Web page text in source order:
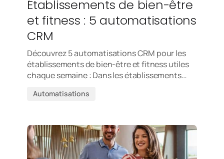
Établissements de bien-être
et fitness : 5 automatisations
CRM
Découvrez 5 automatisations CRM pour les
établissements de bien-être et fitness utiles
chaque semaine : Dans les établissements…
Automatisations